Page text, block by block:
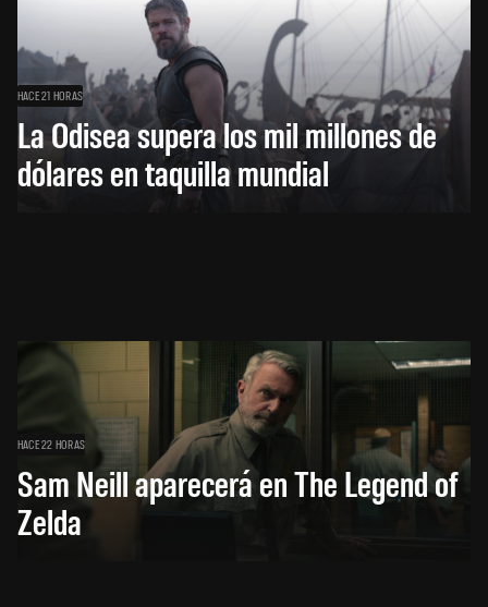
HACE 21 HORAS
La Odisea supera los mil millones de
dólares en taquilla mundial
HACE 22 HORAS
Sam Neill aparecerá en The Legend of
Zelda